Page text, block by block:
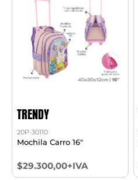
TRENDY
20P-30110
Mochila Carro 16"
$29.300,00+IVA